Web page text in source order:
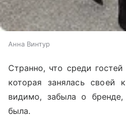
Анна Винтур
Странно, что среди
которая занялась своей
видимо, забыла о
была.